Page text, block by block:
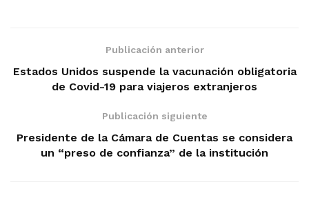
Publicación anterior
Estados Unidos suspende la vacunación obligatoria
de Covid-19 para viajeros extranjeros
Publicación siguiente
Presidente de la Cámara de Cuentas se considera
un “preso de confianza” de la institución